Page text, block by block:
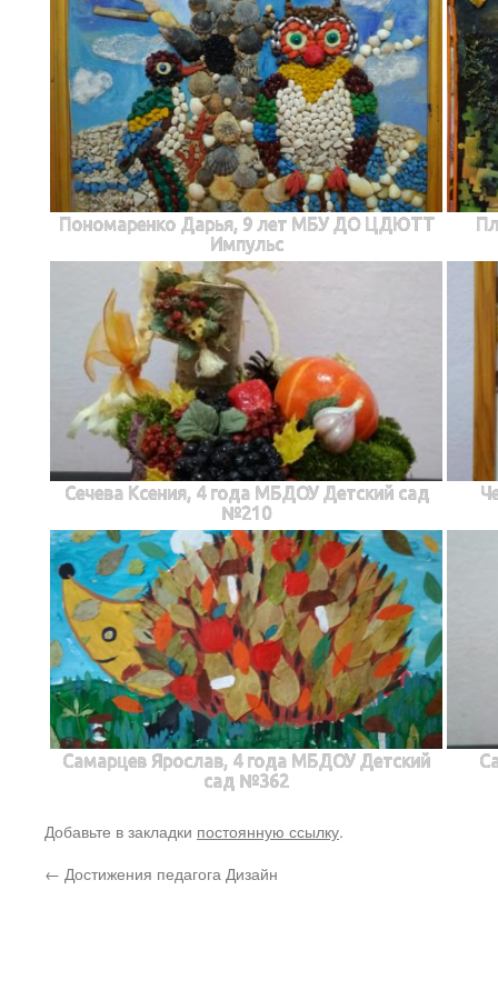
Пономаренко Дарья, 9 лет МБУ ДО ЦДЮТТ
Импульс
Сечева Ксения, 4 года МБДОУ Детский сад
№210
Самарцев Ярослав, 4 года МБДОУ Детский
сад №362
Добавьте в закладки постоянную ссылку.
← Достижения педагога Дизайн